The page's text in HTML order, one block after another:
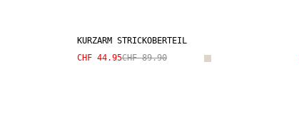
KURZARM STRICKOBERTEIL
CHF 44.95CHF 89.90